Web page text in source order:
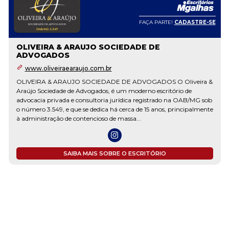
CADASTRE-SE
& ARAUJO SOCIEDADE DE
& ARAUJO SOCIEDADE DE ADVOGADOS O Oliveira &
Sociedade de Advogados, é um moderno escritório de
privada e consultoria jurídica registrado na OAB/MG sob
3.549, e que se dedica há cerca de 15 anos, principalmente
de contencioso de massa...
SAIBA MAIS SOBRE O ESCRITÓRIO